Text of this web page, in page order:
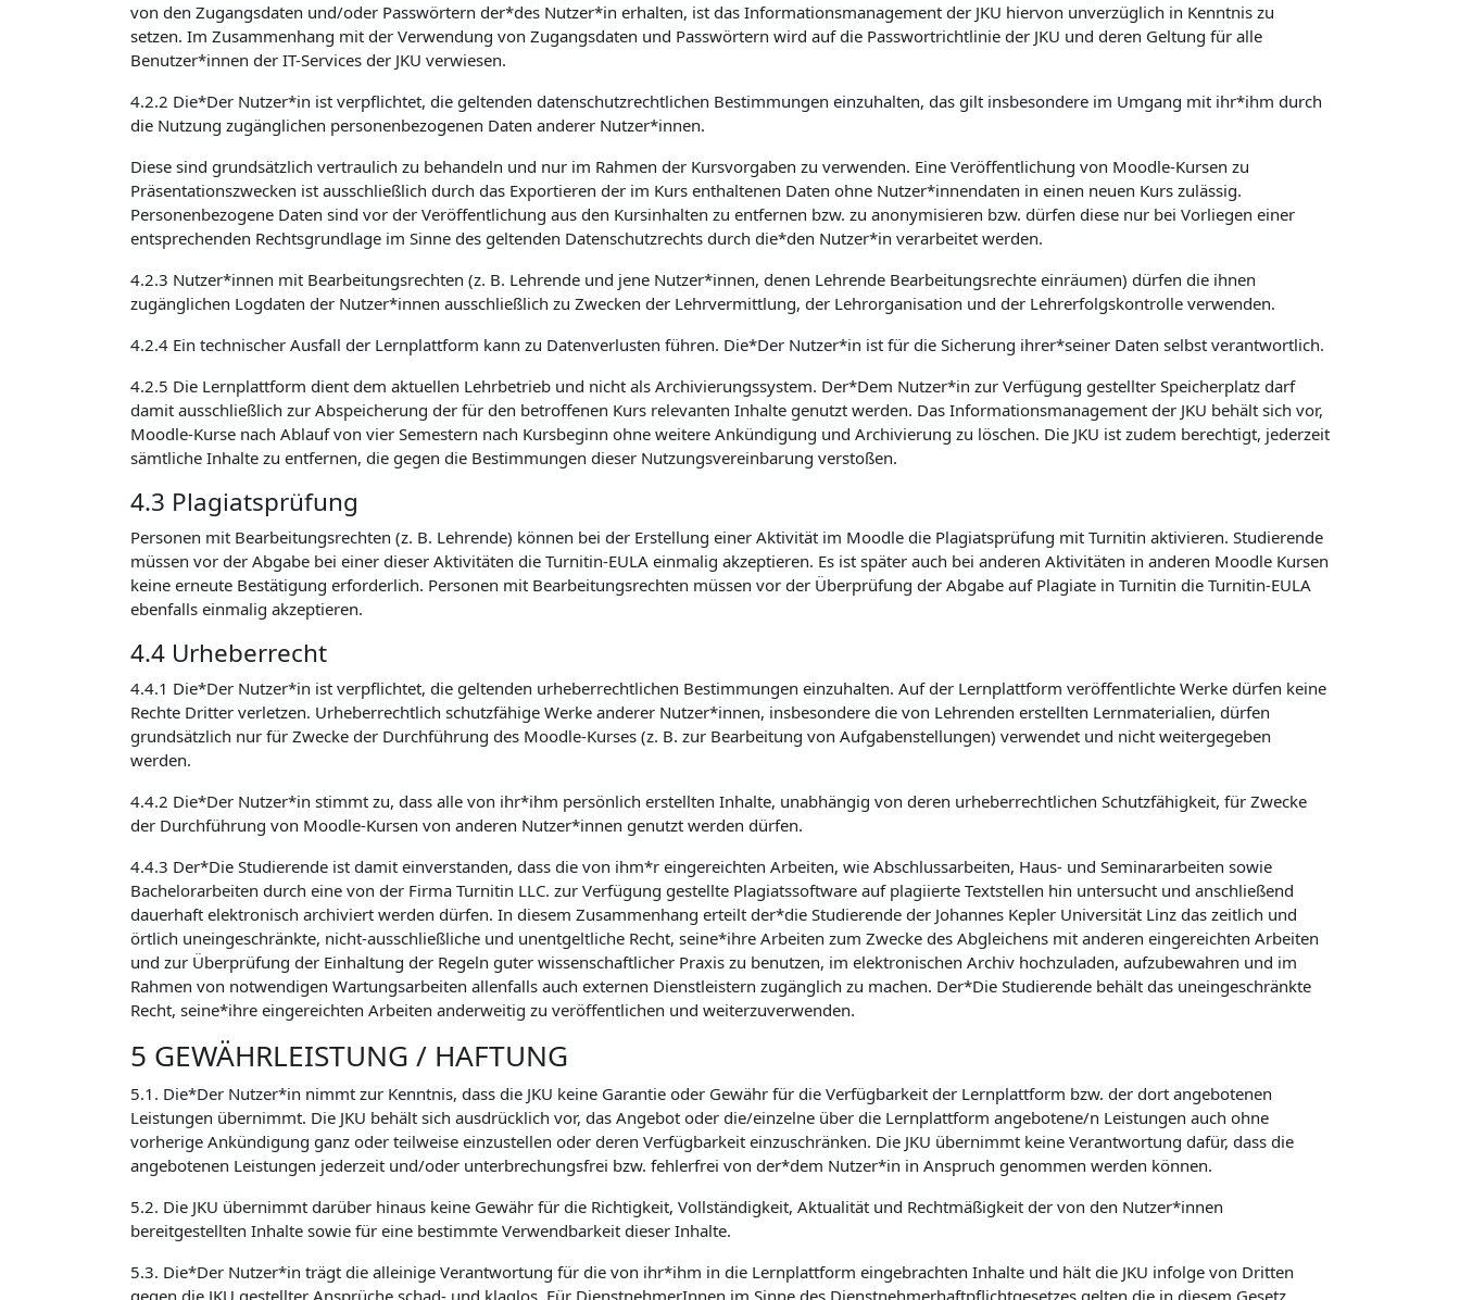
von den Zugangsdaten und/oder Passwörtern der*des Nutzer*in erhalten, ist das Informationsmanagement der JKU hiervon unverzüglich in Kenntnis zu
setzen. Im Zusammenhang mit der Verwendung von Zugangsdaten und Passwörtern wird auf die Passwortrichtlinie der JKU und deren Geltung für alle
Benutzer*innen der IT-Services der JKU verwiesen.
4.2.2 Die*Der Nutzer*in ist verpflichtet, die geltenden datenschutzrechtlichen Bestimmungen einzuhalten, das gilt insbesondere im Umgang mit ihr*ihm durch
die Nutzung zugänglichen personenbezogenen Daten anderer Nutzer*innen.
Diese sind grundsätzlich vertraulich zu behandeln und nur im Rahmen der Kursvorgaben zu verwenden. Eine Veröffentlichung von Moodle-Kursen zu
Präsentationszwecken ist ausschließlich durch das Exportieren der im Kurs enthaltenen Daten ohne Nutzer*innendaten in einen neuen Kurs zulässig.
Personenbezogene Daten sind vor der Veröffentlichung aus den Kursinhalten zu entfernen bzw. zu anonymisieren bzw. dürfen diese nur bei Vorliegen einer
entsprechenden Rechtsgrundlage im Sinne des geltenden Datenschutzrechts durch die*den Nutzer*in verarbeitet werden.
4.2.3 Nutzer*innen mit Bearbeitungsrechten (z. B. Lehrende und jene Nutzer*innen, denen Lehrende Bearbeitungsrechte einräumen) dürfen die ihnen
zugänglichen Logdaten der Nutzer*innen ausschließlich zu Zwecken der Lehrvermittlung, der Lehrorganisation und der Lehrerfolgskontrolle verwenden.
4.2.4 Ein technischer Ausfall der Lernplattform kann zu Datenverlusten führen. Die*Der Nutzer*in ist für die Sicherung ihrer*seiner Daten selbst verantwortlich.
4.2.5 Die Lernplattform dient dem aktuellen Lehrbetrieb und nicht als Archivierungssystem. Der*Dem Nutzer*in zur Verfügung gestellter Speicherplatz darf
damit ausschließlich zur Abspeicherung der für den betroffenen Kurs relevanten Inhalte genutzt werden. Das Informationsmanagement der JKU behält sich vor,
Moodle-Kurse nach Ablauf von vier Semestern nach Kursbeginn ohne weitere Ankündigung und Archivierung zu löschen. Die JKU ist zudem berechtigt, jederzeit
sämtliche Inhalte zu entfernen, die gegen die Bestimmungen dieser Nutzungsvereinbarung verstoßen.
4.3 Plagiatsprüfung
Personen mit Bearbeitungsrechten (z. B. Lehrende) können bei der Erstellung einer Aktivität im Moodle die Plagiatsprüfung mit Turnitin aktivieren. Studierende
müssen vor der Abgabe bei einer dieser Aktivitäten die Turnitin-EULA einmalig akzeptieren. Es ist später auch bei anderen Aktivitäten in anderen Moodle Kursen
keine erneute Bestätigung erforderlich. Personen mit Bearbeitungsrechten müssen vor der Überprüfung der Abgabe auf Plagiate in Turnitin die Turnitin-EULA
ebenfalls einmalig akzeptieren.
4.4 Urheberrecht
4.4.1 Die*Der Nutzer*in ist verpflichtet, die geltenden urheberrechtlichen Bestimmungen einzuhalten. Auf der Lernplattform veröffentlichte Werke dürfen keine
Rechte Dritter verletzen. Urheberrechtlich schutzfähige Werke anderer Nutzer*innen, insbesondere die von Lehrenden erstellten Lernmaterialien, dürfen
grundsätzlich nur für Zwecke der Durchführung des Moodle-Kurses (z. B. zur Bearbeitung von Aufgabenstellungen) verwendet und nicht weitergegeben
werden.
4.4.2 Die*Der Nutzer*in stimmt zu, dass alle von ihr*ihm persönlich erstellten Inhalte, unabhängig von deren urheberrechtlichen Schutzfähigkeit, für Zwecke
der Durchführung von Moodle-Kursen von anderen Nutzer*innen genutzt werden dürfen.
4.4.3 Der*Die Studierende ist damit einverstanden, dass die von ihm*r eingereichten Arbeiten, wie Abschlussarbeiten, Haus- und Seminararbeiten sowie
Bachelorarbeiten durch eine von der Firma Turnitin LLC. zur Verfügung gestellte Plagiatssoftware auf plagiierte Textstellen hin untersucht und anschließend
dauerhaft elektronisch archiviert werden dürfen. In diesem Zusammenhang erteilt der*die Studierende der Johannes Kepler Universität Linz das zeitlich und
örtlich uneingeschränkte, nicht-ausschließliche und unentgeltliche Recht, seine*ihre Arbeiten zum Zwecke des Abgleichens mit anderen eingereichten Arbeiten
und zur Überprüfung der Einhaltung der Regeln guter wissenschaftlicher Praxis zu benutzen, im elektronischen Archiv hochzuladen, aufzubewahren und im
Rahmen von notwendigen Wartungsarbeiten allenfalls auch externen Dienstleistern zugänglich zu machen. Der*Die Studierende behält das uneingeschränkte
Recht, seine*ihre eingereichten Arbeiten anderweitig zu veröffentlichen und weiterzuverwenden.
5 GEWÄHRLEISTUNG / HAFTUNG
5.1. Die*Der Nutzer*in nimmt zur Kenntnis, dass die JKU keine Garantie oder Gewähr für die Verfügbarkeit der Lernplattform bzw. der dort angebotenen
Leistungen übernimmt. Die JKU behält sich ausdrücklich vor, das Angebot oder die/einzelne über die Lernplattform angebotene/n Leistungen auch ohne
vorherige Ankündigung ganz oder teilweise einzustellen oder deren Verfügbarkeit einzuschränken. Die JKU übernimmt keine Verantwortung dafür, dass die
angebotenen Leistungen jederzeit und/oder unterbrechungsfrei bzw. fehlerfrei von der*dem Nutzer*in in Anspruch genommen werden können.
5.2. Die JKU übernimmt darüber hinaus keine Gewähr für die Richtigkeit, Vollständigkeit, Aktualität und Rechtmäßigkeit der von den Nutzer*innen
bereitgestellten Inhalte sowie für eine bestimmte Verwendbarkeit dieser Inhalte.
5.3. Die*Der Nutzer*in trägt die alleinige Verantwortung für die von ihr*ihm in die Lernplattform eingebrachten Inhalte und hält die JKU infolge von Dritten
gegen die JKU gestellter Ansprüche schad- und klaglos. Für DienstnehmerInnen im Sinne des Dienstnehmerhaftpflichtgesetzes gelten die in diesem Gesetz